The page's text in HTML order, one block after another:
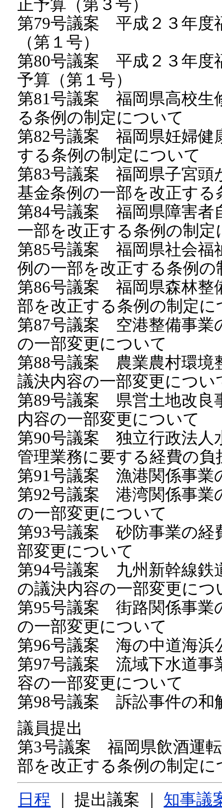
正予算（第３号）
第79号議案 平成２３年度
（第１号）
第80号議案 平成２３年度
予算（第１号）
第81号議案 福岡県高校生
る条例の制定について
第82号議案 福岡県妊婦健
する条例の制定について
第83号議案 福岡県子宮頭
基金条例の一部を改正す
第84号議案 福岡県障害者
一部を改正する条例の制定
第85号議案 福岡県社会福
例の一部を改正する条例
第86号議案 福岡県森林整
部を改正する条例の制定に
第87号議案 空港整備事業
の一部変更について
第88号議案 農業農村環境
議決内容の一部変更につい
第89号議案 県営土地改良
内容の一部変更について
第90号議案 独立行政法人
管理業務に要する経費の負
第91号議案 漁港関係事業
第92号議案 港湾関係事業
の一部変更について
第93号議案 砂防事業の経
部変更について
第94号議案 九州新幹線鉄
の議決内容の一部変更につ
第95号議案 街路関係事業
の一部変更について
第96号議案 海の中道海浜
第97号議案 流域下水道事
容の一部変更について
第98号議案 訴訟事件の和
議員提出
第3号議案 福岡県飲酒運
部を改正する条例の制定に
日程 ｜ 提出議案 ｜ 知事議